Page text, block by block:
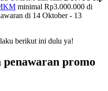
minimal Rp3.000.000 di
di 14 Oktober - 13
berikut ini dulu ya!
penawaran promo